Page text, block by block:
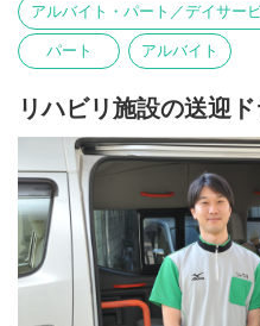
アルバイト・パート／デイサー
パート アルバイト
リハビリ施設の送迎